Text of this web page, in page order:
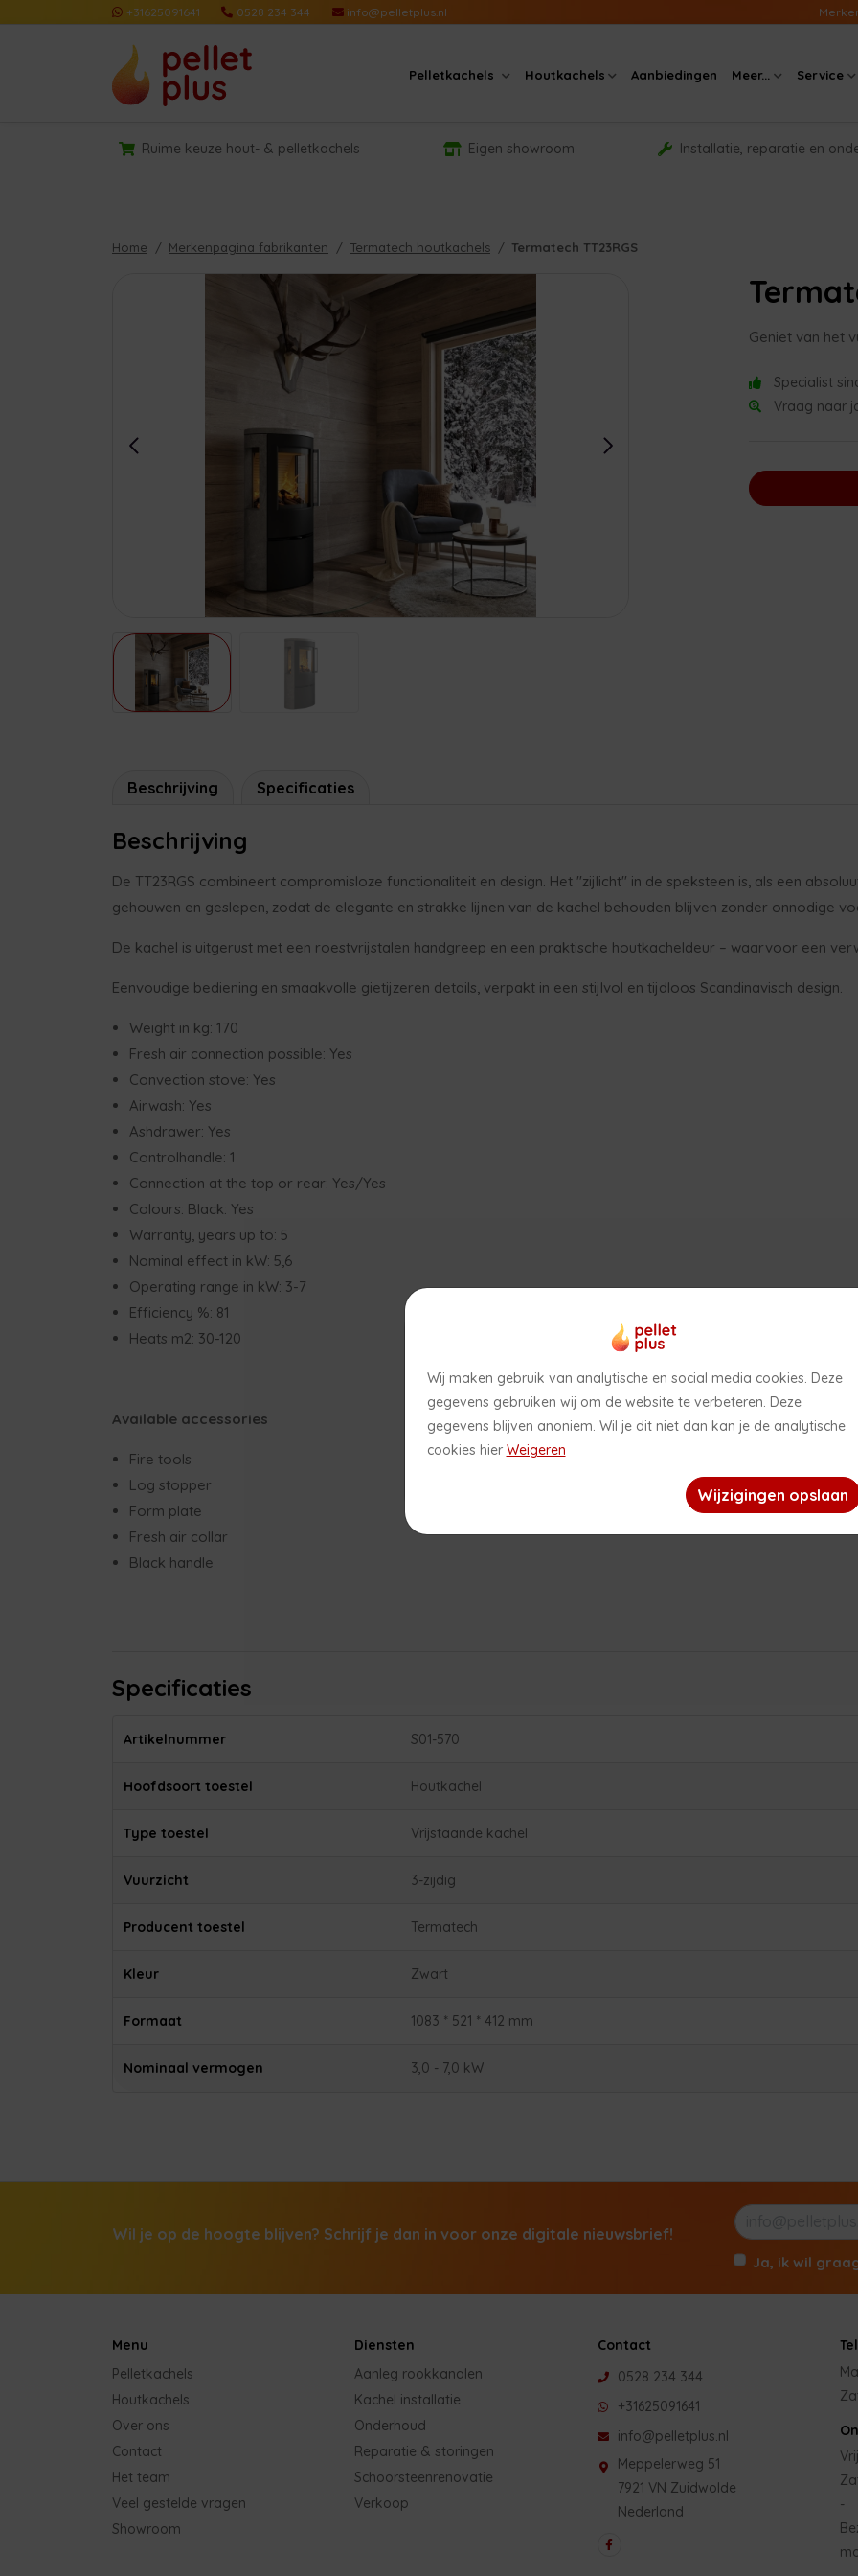
+31625091641 0528 234 344 info@pelletplus.nl
Pelletkachels Houtkachels Aanbiedingen Meer... Service
Ruime keuze hout- & pelletkachels Eigen showroom Installatie, reparatie en
Home Merkenpagina fabrikanten Termatech houtkachels Termatech TT23RGS
Geniet van het
Specialist
Vraag naar
Beschrijving Specificaties
Beschrijving
De TT23RGS combineert compromisloze functionaliteit en design. Het "zijlicht" in de speksteen is, als een
gehouwen en geslepen, zodat de elegante en strakke lijnen van de kachel behouden blijven zonder onnodige
De kachel is uitgerust met een roestvrijstalen handgreep en een praktische houtkacheldeur – waarvoor een
Eenvoudige bediening en smaakvolle gietijzeren details, verpakt in een stijlvol en tijdloos Scandinavisch design.
Weight in kg: 170
Fresh air connection possible: Yes
Convection stove: Yes
Airwash: Yes
Ashdrawer: Yes
Controlhandle: 1
Connection at the top or rear: Yes/Yes
Colours: Black: Yes
Warranty, years up to: 5
Nominal effect in kW: 5,6
Operating range in kW: 3-7
Efficiency %: 81
Heats m2: 30-120
Available accessories
Fire tools
Log stopper
Form plate
Fresh air collar
Black handle
Specificaties
Artikelnummer S01-570
Hoofdsoort toestel Houtkachel
Type toestel Vrijstaande kachel
Vuurzicht 3-zijdig
Producent toestel Termatech
Kleur Zwart
Formaat 1083 * 521 * 412 mm
Nominaal vermogen 3,0 - 7,0 kW
Wil je op de hoogte blijven? Schrijf je dan in voor onze digitale nieuwsbrief!
Ja, ik wil
Menu
Pelletkachels
Houtkachels
Over ons
Contact
Het team
Veel gestelde vragen
Showroom
Diensten
Aanleg rookkanalen
Kachel installatie
Onderhoud
Reparatie & storingen
Schoorsteenrenovatie
Verkoop
Contact
0528 234 344
+31625091641
info@pelletplus.nl
Meppelerweg 51
7921 VN Zuidwolde
Nederland
-
Openingstijden showroom in de zomerperiode
het is zomer! In de periode van 26 juni 2026 tot en met 31 augustus
2026 is daarom onze showroom uitsluitend op afspraak geopend.
Wij maken gebruik van analytische en social media cookies. Deze
gegevens gebruiken wij om de website te verbeteren. Deze
gegevens blijven anoniem. Wil je dit niet dan kan je de analytische
cookies hier Weigeren
Wijzigingen opslaan